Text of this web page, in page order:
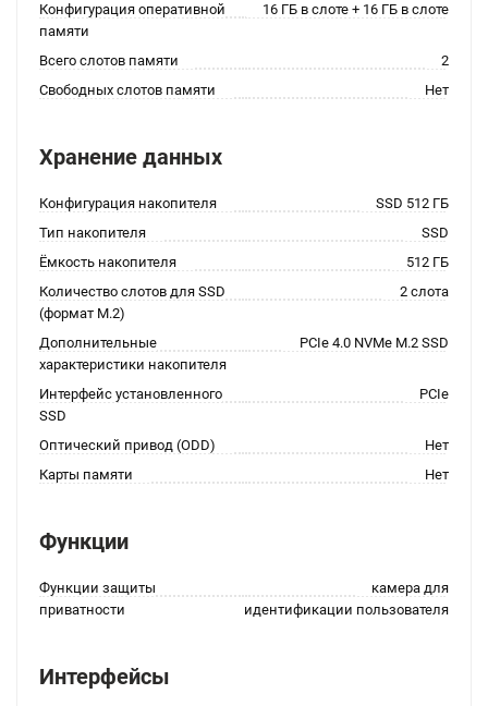
Конфигурация оперативной
памяти
16 ГБ в слоте + 16 ГБ в слоте
Всего слотов памяти
2
Свободных слотов памяти
Нет
Хранение данных
Конфигурация накопителя
SSD 512 ГБ
Тип накопителя
SSD
Ёмкость накопителя
512 ГБ
Количество слотов для SSD
(формат M.2)
2 слота
Дополнительные
характеристики накопителя
PCIe 4.0 NVMe M.2 SSD
Интерфейс установленного
SSD
PCIe
Оптический привод (ODD)
Нет
Карты памяти
Нет
Функции
Функции защиты
приватности
камера для
идентификации пользователя
Интерфейсы